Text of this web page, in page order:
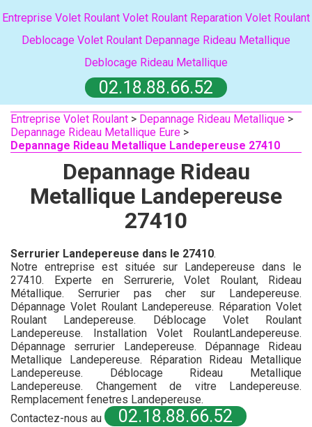
Entreprise Volet Roulant Volet Roulant Reparation Volet Roulant
Deblocage Volet Roulant Depannage Rideau Metallique
Deblocage Rideau Metallique
02.18.88.66.52
Entreprise Volet Roulant > Depannage Rideau Metallique >
Depannage Rideau Metallique Eure >
Depannage Rideau Metallique Landepereuse 27410
Depannage Rideau
Metallique Landepereuse
27410
Serrurier Landepereuse dans le 27410.
Notre entreprise est située sur Landepereuse dans le
27410. Experte en Serrurerie, Volet Roulant, Rideau
Métallique. Serrurier pas cher sur Landepereuse.
Dépannage Volet Roulant Landepereuse. Réparation Volet
Roulant Landepereuse. Déblocage Volet Roulant
Landepereuse. Installation Volet RoulantLandepereuse.
Dépannage serrurier Landepereuse. Dépannage Rideau
Metallique Landepereuse. Réparation Rideau Metallique
Landepereuse. Déblocage Rideau Metallique
Landepereuse. Changement de vitre Landepereuse.
Remplacement fenetres Landepereuse.
Contactez-nous au
02.18.88.66.52